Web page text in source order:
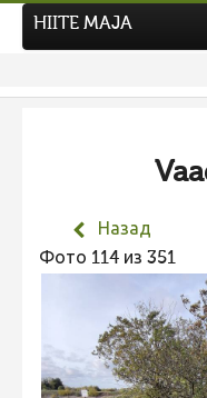
Hiite kuvavõistlus
Фотоконкурс 2025
Не учитываются
Видео 2025
Фотоконкурс
HIITE MAJA
Назад
Фото 114 из 351